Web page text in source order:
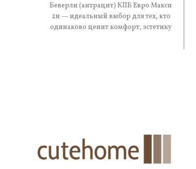
Беверли (антрацит) КПБ Евро Макси
2н — идеальный выбор для тех, кто
одинаково ценит комфорт, эстетику